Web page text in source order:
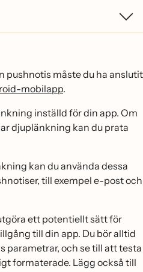
pushnotis måste du ha anslutit
mobilapp.
inställd för din app. Om
djuplänkning kan du prata
kan du använda dessa
till exempel e-post och
ett potentiellt sätt för
till din app. Du bör alltid
parametrar, och se till att testa
formaterade. Lägg också till